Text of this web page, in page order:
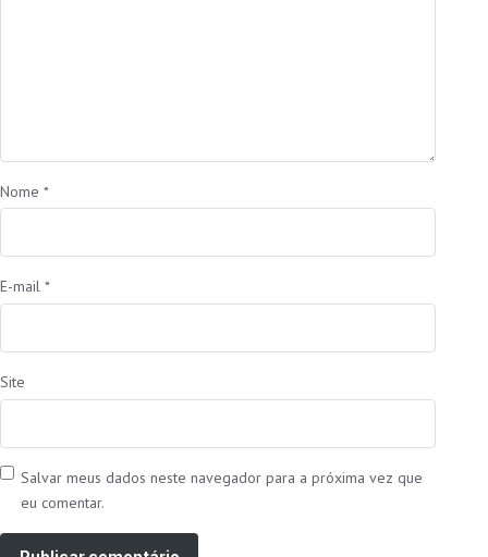
Nome *
E-mail *
Site
Salvar meus dados neste navegador para a próxima vez que
eu comentar.